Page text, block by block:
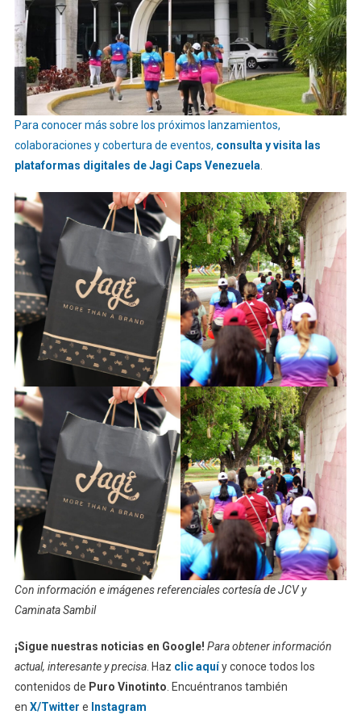
Para conocer más sobre los próximos lanzamientos,
colaboraciones y cobertura de eventos, consulta y visita las
plataformas digitales de Jagi Caps Venezuela.
Con información e imágenes referenciales cortesía de JCV y
Caminata Sambil
¡Sigue nuestras noticias en Google! Para obtener información
actual, interesante y precisa. Haz clic aquíy conoce todos los
contenidos de Puro Vinotinto . Encuéntranos también
en X/Twitter e Instagram